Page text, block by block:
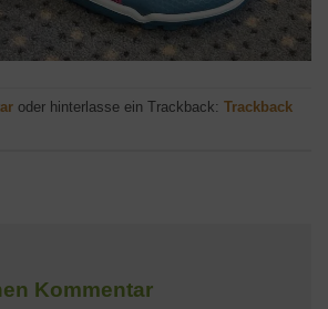
oder hinterlasse ein Trackback: Trackback
Kommentar